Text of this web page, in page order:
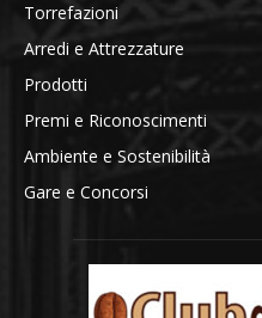
Torrefazioni
Arredi e Attrezzature
Prodotti
Premi e Riconoscimenti
Ambiente e Sostenibilità
Gare e Concorsi